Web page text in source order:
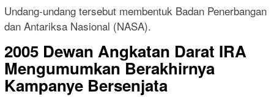
Undang-undang tersebut membentuk Badan Penerbangan
dan Antariksa Nasional (NASA).
2005 Dewan Angkatan Darat IRA
Mengumumkan Berakhirnya
Kampanye Bersenjata